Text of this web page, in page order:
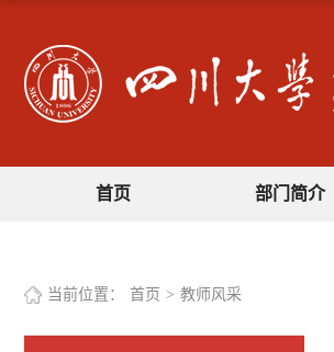
首页 部门简介
当前位置： 首页 > 教师风采